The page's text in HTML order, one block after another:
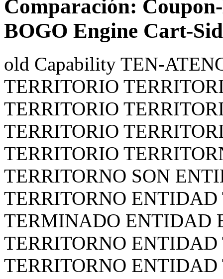
Comparación:
BOGO Engine Cart-
old Capability TEN-
TERRITORIO
TERRITORIO
TERRITORIO
TERRITORIO
TERRITORNO SON
TERRITORNO
TERMINADO ENTIDAD
TERRITORNO
TERRITORNO